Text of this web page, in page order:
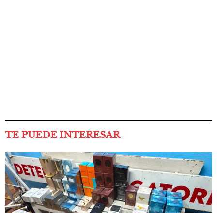
TE PUEDE INTERESAR